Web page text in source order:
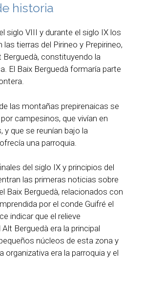
historia
siglo VIII y durante el siglo IX los
las tierras del Pirineo y Prepirineo,
Berguedà, constituyendo la
El Baix Berguedà formaría parte
las montañas prepirenaicas se
campesinos, que vivían en
y que se reunían bajo la
una parroquia.
del siglo IX y principios del
las primeras noticias sobre
Baix Berguedà, relacionados con
por el conde Guifré el
indicar que el relieve
Berguedà era la principal
núcleos de esta zona y
organizativa era la parroquia y el